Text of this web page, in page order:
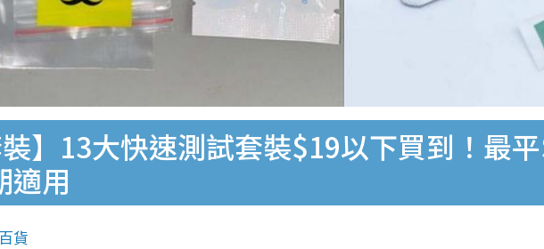
裝】13大快速測試套裝$19以下買到！最
適用
貨